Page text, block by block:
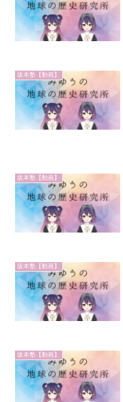
坂本塾【動画】
坂本塾【動画】
坂本塾【動画】
坂本塾【動画】